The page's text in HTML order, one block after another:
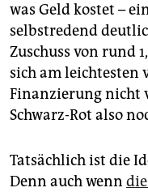
was Geld kostet –
selbstredend
Zuschuss von rund
sich am leichtesten
Finanzierung nicht
Schwarz-Rot also
Tatsächlich ist die
Denn auch wenn